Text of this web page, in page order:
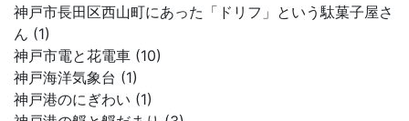
神戸市長田区西山町にあった「ドリフ」という駄菓子屋さ
ん (1)
神戸市電と花電車 (10)
神戸海洋気象台 (1)
神戸港のにぎわい (1)